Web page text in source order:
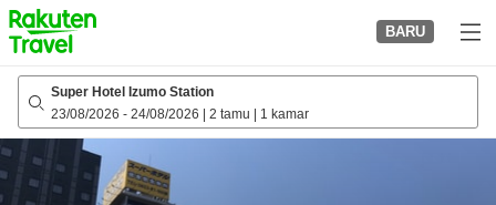
to
top
page
BARU
Super Hotel Izumo Station
23/08/2026 - 24/08/2026 2 tamu 1 kamar